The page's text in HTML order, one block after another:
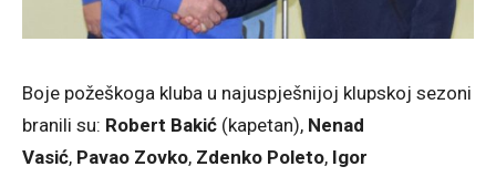
Boje požeškoga kluba u najuspješnijoj klupskoj sezoni
branili su: Robert Bakić (kapetan), Nenad
Vasić, Pavao Zovko, Zdenko Poleto, Igor